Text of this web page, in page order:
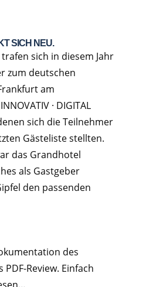
SICH NEU.
sich in diesem Jahr
zum deutschen
am
· DIGITAL
sich die Teilnehmer
Gästeliste stellten.
das Grandhotel
als Gastgeber
den passenden
des
Review. Einfach